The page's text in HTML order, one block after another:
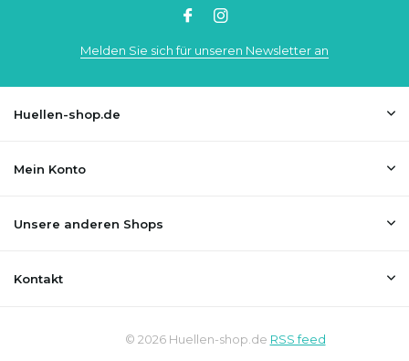
Melden Sie sich für unseren Newsletter an
Huellen-shop.de
Mein Konto
Unsere anderen Shops
Kontakt
© 2026 Huellen-shop.de RSS feed